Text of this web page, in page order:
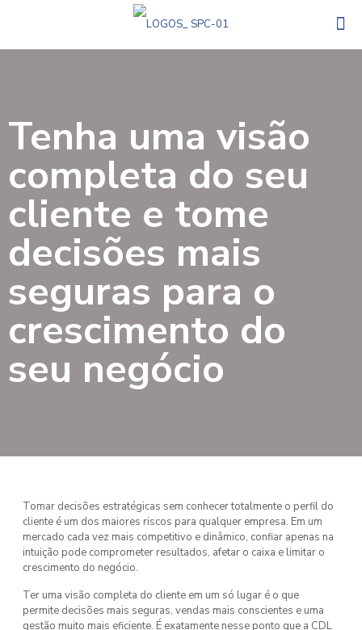
Tenha uma visão
completa do seu
cliente e tome
decisões mais
seguras para o
crescimento do
seu negócio
Tomar decisões estratégicas sem conhecer totalmente o perfil do
cliente é um dos maiores riscos para qualquer empresa. Em um
mercado cada vez mais competitivo e dinâmico, confiar apenas na
intuição pode comprometer resultados, afetar o caixa e limitar o
crescimento do negócio.
Ter uma visão completa do cliente em um só lugar é o que
permite decisões mais seguras, vendas mais conscientes e uma
gestão muito mais eficiente. É exatamente nesse ponto que a CDL